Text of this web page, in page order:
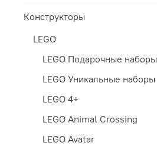
Конструкторы
LEGO
LEGO Подарочные наборы
LEGO Уникальные наборы
LEGO 4+
LEGO Animal Crossing
LEGO Avatar